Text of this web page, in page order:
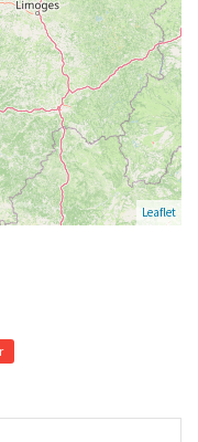
Leaflet